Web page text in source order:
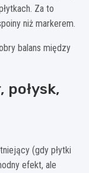
Za to
niż markerem.
balans między
(gdy płytki
efekt, ale